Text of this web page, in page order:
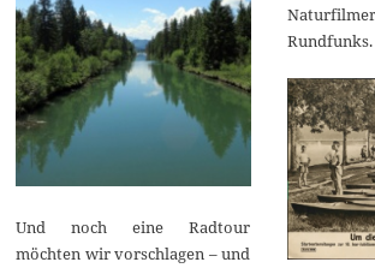
Und noch eine Radtour
möchten wir vorschlagen – und
Rundfunks.